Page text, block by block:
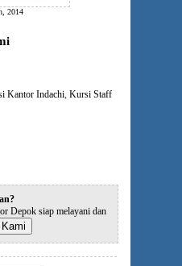
2014
Kantor Indachi, Kursi Staff
Depok siap melayani dan